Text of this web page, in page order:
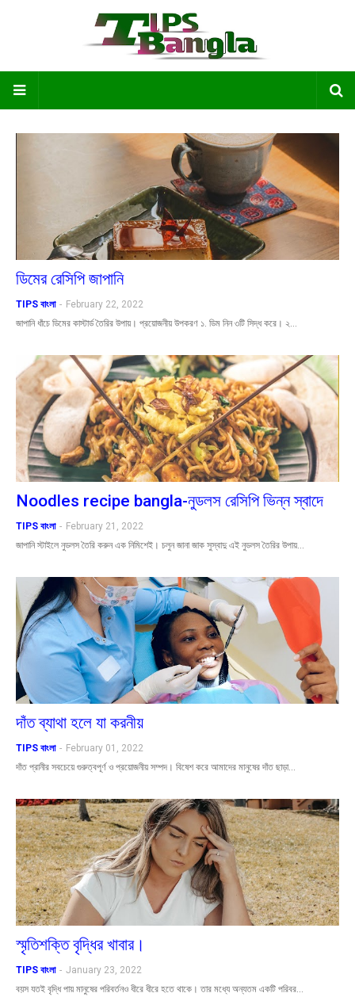
ডিমের রেসিপি জাপানি
TIPS বাংলা - February 22, 2022
জাপানি ধাঁচে ডিমের কাস্টার্ড তৈরির উপায়। প্রয়োজনীয় উপকরণ ১. ডিম নিন ৩টি সিদ্ধ করে। ২…
Noodles recipe bangla-নুডলস রেসিপি ভিন্ন স্বাদে
TIPS বাংলা - February 21, 2022
জাপানি স্টাইলে নুডলস তৈরি করুন এক নিমিশেই। চলুন জানা জাক সুস্বাদু এই নুডলস তৈরির উপায়…
দাঁত ব্যাথা হলে যা করনীয়
TIPS বাংলা - February 01, 2022
দাঁত প্রানীর সবচেয়ে গুরুত্বপূর্ণ ও প্রয়োজনীয় সম্পদ। বিষেশ করে আমাদের মানুষের দাঁত ছাড়া…
স্মৃতিশক্তি বৃদ্ধির খাবার।
TIPS বাংলা - January 23, 2022
বয়স যতই বৃদ্ধি পায় মানুষের পরিবর্তনও ধীরে ধীরে হতে থাকে। তার মধ্যে অন্যতম একটি পরিবর…